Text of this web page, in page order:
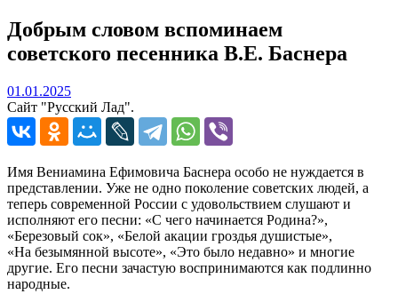
Добрым словом вспоминаем
советского песенника В.Е. Баснера
01.01.202501.01.2025
Сайт "Русский Лад".
Имя Вениамина Ефимовича Баснера особо не нуждается в
представлении. Уже не одно поколение советских людей, а
теперь современной России с удовольствием слушают и
исполняют его песни: «С чего начинается Родина?»,
«Березовый сок», «Белой акации гроздья душистые»,
«На безымянной высоте», «Это было недавно» и многие
другие. Его песни зачастую воспринимаются как подлинно
народные.